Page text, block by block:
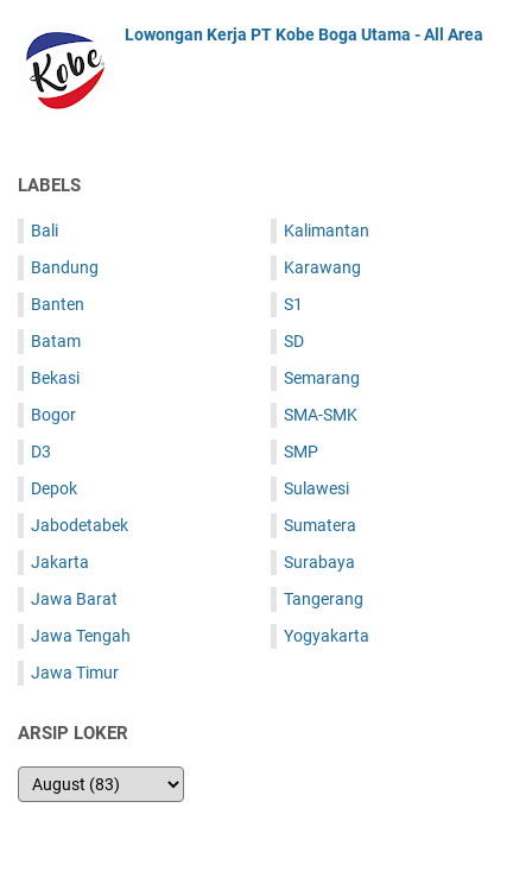
Lowongan Kerja PT Kobe Boga Utama - All Area
LABELS
Bali
Bandung
Banten
Batam
Bekasi
Bogor
D3
Depok
Jabodetabek
Jakarta
Jawa Barat
Jawa Tengah
Jawa Timur
Kalimantan
Karawang
S1
SD
Semarang
SMA-SMK
SMP
Sulawesi
Sumatera
Surabaya
Tangerang
Yogyakarta
ARSIP LOKER